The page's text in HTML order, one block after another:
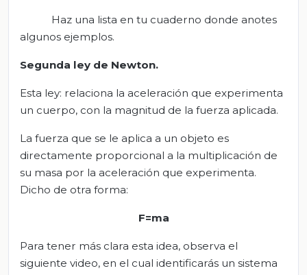
Haz una lista en tu cuaderno donde anotes
algunos ejemplos.
Segunda ley de Newton.
Esta ley: relaciona la aceleración que experimenta
un cuerpo, con la magnitud de la fuerza aplicada.
La fuerza que se le aplica a un objeto es
directamente proporcional a la multiplicación de
su masa por la aceleración que experimenta.
Dicho de otra forma:
F=ma
Para tener más clara esta idea, observa el
siguiente video, en el cual identificarás un sistema